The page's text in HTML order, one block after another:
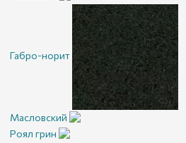
Габро-норит
Масловский
Роял грин